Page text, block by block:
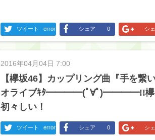
ツイート error シェア 0 シ
2016年04月04日 7:00
【欅坂46】カップリング曲『手を繋
オライブｷﾀ━━━━(ﾟ∀ﾟ)━━━━!!欅
初々しい！
ツイート error シェア 0 シ